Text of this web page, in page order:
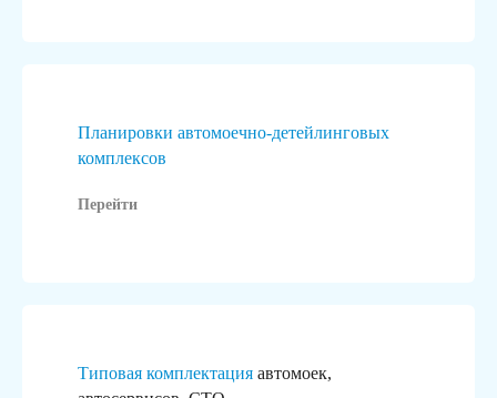
Планировки автомоечно-детейлинговых
комплексов
Перейти
Типовая комплектация автомоек,